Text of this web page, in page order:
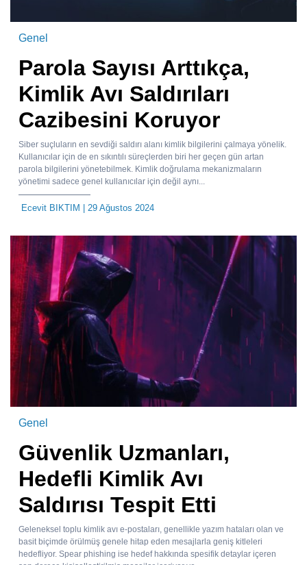
Genel
Parola Sayısı Arttıkça,
Kimlik Avı Saldırıları
Cazibesini Koruyor
Siber suçluların en sevdiği saldırı alanı kimlik bilgilerini çalmaya yönelik.
Kullanıcılar için de en sıkıntılı süreçlerden biri her geçen gün artan
parola bilgilerini yönetebilmek. Kimlik doğrulama mekanizmaların
yönetimi sadece genel kullanıcılar için değil aynı...
Ecevit BIKTIM | 29 Ağustos 2024
Genel
Güvenlik Uzmanları,
Hedefli Kimlik Avı
Saldırısı Tespit Etti
Geleneksel toplu kimlik avı e-postaları, genellikle yazım hataları olan ve
basit biçimde örülmüş genele hitap eden mesajlarla geniş kitleleri
hedefliyor. Spear phishing ise hedef hakkında spesifik detaylar içeren